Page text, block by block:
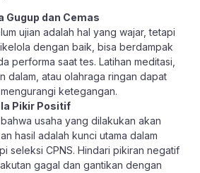
Gugup dan Cemas
ujian adalah hal yang wajar, tetapi
dengan baik, bisa berdampak
performa saat tes. Latihan meditasi,
dalam, atau olahraga ringan dapat
ketegangan.
Pikir Positif
usaha yang dilakukan akan
hasil adalah kunci utama dalam
seleksi CPNS. Hindari pikiran negatif
gagal dan gantikan dengan